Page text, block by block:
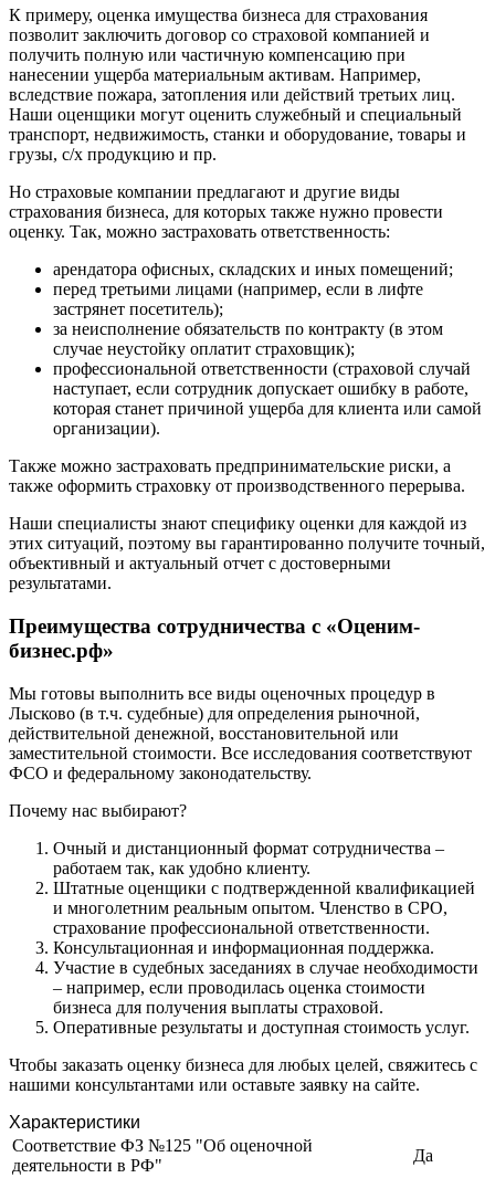
К примеру, оценка имущества бизнеса для страхования
позволит заключить договор со страховой компанией и
получить полную или частичную компенсацию при
нанесении ущерба материальным активам. Например,
вследствие пожара, затопления или действий третьих лиц.
Наши оценщики могут оценить служебный и специальный
транспорт, недвижимость, станки и оборудование, товары и
грузы, с/х продукцию и пр.
Но страховые компании предлагают и другие виды
страхования бизнеса, для которых также нужно провести
оценку. Так, можно застраховать ответственность:
арендатора офисных, складских и иных помещений;
перед третьими лицами (например, если в лифте
застрянет посетитель);
за неисполнение обязательств по контракту (в этом
случае неустойку оплатит страховщик);
профессиональной ответственности (страховой случай
наступает, если сотрудник допускает ошибку в работе,
которая станет причиной ущерба для клиента или самой
организации).
Также можно застраховать предпринимательские риски, а
также оформить страховку от производственного перерыва.
Наши специалисты знают специфику оценки для каждой из
этих ситуаций, поэтому вы гарантированно получите точный,
объективный и актуальный отчет с достоверными
результатами.
Преимущества сотрудничества с «Оценим-
бизнес.рф»
Мы готовы выполнить все виды оценочных процедур в
Лысково (в т.ч. судебные) для определения рыночной,
действительной денежной, восстановительной или
заместительной стоимости. Все исследования соответствуют
ФСО и федеральному законодательству.
Почему нас выбирают?
Очный и дистанционный формат сотрудничества –
работаем так, как удобно клиенту.
Штатные оценщики с подтвержденной квалификацией
и многолетним реальным опытом. Членство в СРО,
страхование профессиональной ответственности.
Консультационная и информационная поддержка.
Участие в судебных заседаниях в случае необходимости
– например, если проводилась оценка стоимости
бизнеса для получения выплаты страховой.
Оперативные результаты и доступная стоимость услуг.
Чтобы заказать оценку бизнеса для любых целей, свяжитесь с
нашими консультантами или оставьте заявку на сайте.
Характеристики
Соответствие ФЗ №125 "Об оценочной
деятельности в РФ"
Да
Гулькевичи
Гусев
Гусь-Хрустальный
Дедовск
Дербент
Джанкой
Дзержинский
Димитровград
Долгопрудный
Домодедово
Донецк
Дюртюли
Евпатория
Егорьевск
Екатеринбург
Елец
Елизово
Енисейск
Ессентуки
Железногорск
Жуковский
Заводоуковск
Заозерный
Заполярный
Зарайск
Заринск
Звенигород
Зеленоград
Зеленодольск
Златоуст
Иваново
Ивантеевка
Ижевск
Изобильный
Ипатово
Ирбит
Иркутск